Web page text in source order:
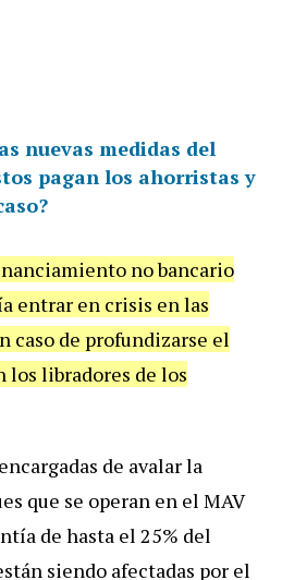
nuevas medidas del
pagan los ahorristas y
no bancario
entrar en crisis en las
caso de profundizarse el
los libradores de los
de avalar la
que se operan en el MAV
de hasta el 25% del
siendo afectadas por el